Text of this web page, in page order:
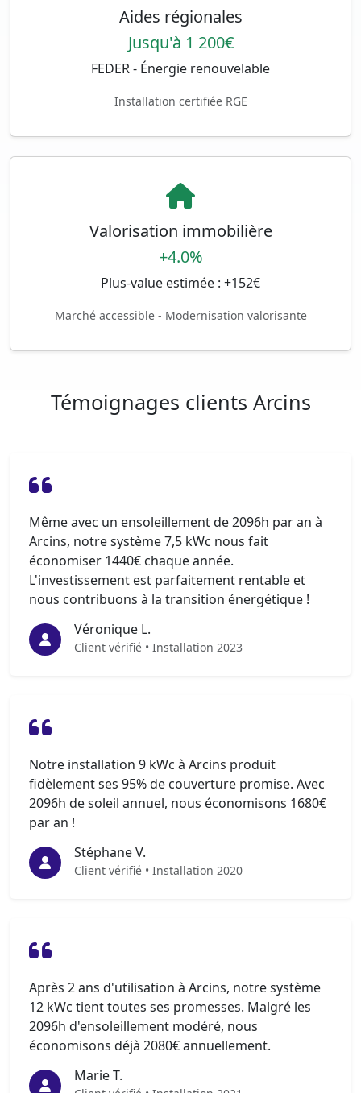
Aides régionales
Jusqu'à 1 200€
FEDER - Énergie renouvelable
Installation certifiée RGE
Valorisation immobilière
+4.0%
Plus-value estimée : +152€
Marché accessible - Modernisation valorisante
Témoignages clients Arcins
Même avec un ensoleillement de 2096h par an à
Arcins, notre système 7,5 kWc nous fait
économiser 1440€ chaque année.
L'investissement est parfaitement rentable et
nous contribuons à la transition énergétique !
Véronique L.
Client vérifié • Installation 2023
Notre installation 9 kWc à Arcins produit
fidèlement ses 95% de couverture promise. Avec
2096h de soleil annuel, nous économisons 1680€
par an !
Stéphane V.
Client vérifié • Installation 2020
Après 2 ans d'utilisation à Arcins, notre système
12 kWc tient toutes ses promesses. Malgré les
2096h d'ensoleillement modéré, nous
économisons déjà 2080€ annuellement.
Marie T.